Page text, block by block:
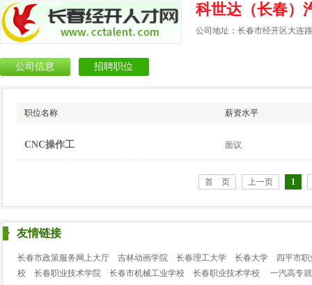
科世达（长春）
公司地址：长春市经开区大连
公司信息 招聘职位
职位名称 薪资水平
CNC操作工 面议
首 页 上一页 1
友情链接
长春市政策服务网上大厅 吉林动画学院 长春理工大学 长春大学
四平市
校
长春职业技术学院 长春市机械工业学校 长春职业技术学校 一汽高专